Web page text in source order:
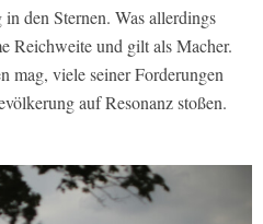
den Sternen. Was allerdings
Reichweite und gilt als Macher.
mag, viele seiner Forderungen
auf Resonanz stoßen.